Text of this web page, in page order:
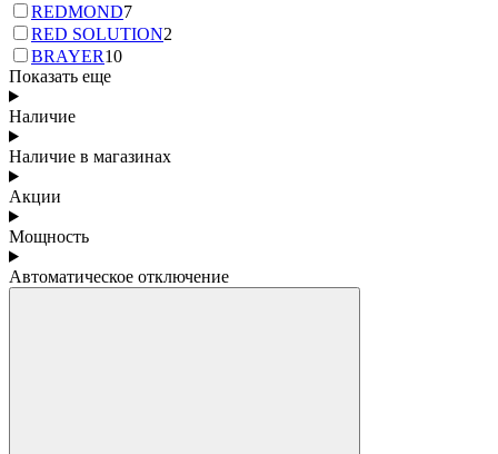
REDMOND7
RED SOLUTION2
BRAYER10
Показать еще
Наличие
Наличие в магазинах
Акции
Мощность
Автоматическое отключение